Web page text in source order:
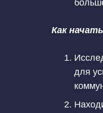
Как
для